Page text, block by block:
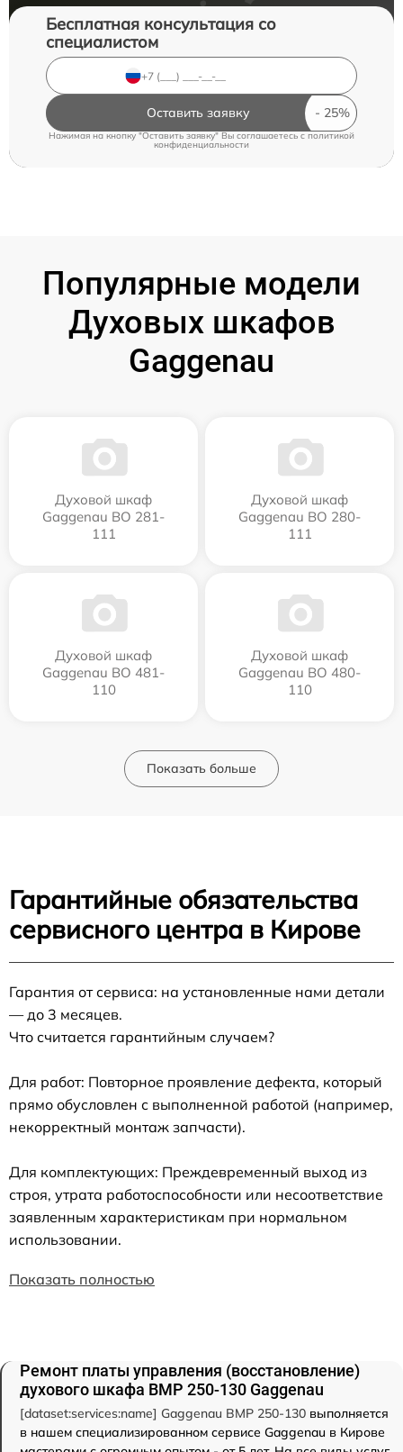
Бесплатная консультация со
специалистом
Оставить заявку
Нажимая на кнопку "Оставить заявку" Вы соглашаетесь c политикой
конфиденциальности
Популярные модели
Духовых шкафов
Gaggenau
Духовой шкаф
Gaggenau BO 281-
111
Духовой шкаф
Gaggenau BO 280-
111
Духовой шкаф
Gaggenau BO 481-
110
Духовой шкаф
Gaggenau BO 480-
110
Показать больше
Гарантийные обязательства
сервисного центра в Кирове
Гарантия от сервиса: на установленные нами детали
— до 3 месяцев.
Что считается гарантийным случаем?
Для работ: Повторное проявление дефекта, который
прямо обусловлен с выполненной работой (например,
некорректный монтаж запчасти).
Для комплектующих: Преждевременный выход из
строя, утрата работоспособности или несоответствие
заявленным характеристикам при нормальном
использовании.
Показать полностью
Ремонт платы управления (восстановление)
духового шкафа BMP 250-130 Gaggenau
[dataset:services:name] Gaggenau BMP 250-130 выполняется
в нашем специализированном сервисе Gaggenau в Кирове